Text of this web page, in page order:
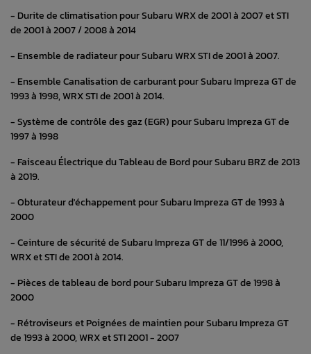
- Durite de climatisation pour Subaru WRX de 2001 à 2007 et STI
de 2001 à 2007 / 2008 à 2014
- Ensemble de radiateur pour Subaru WRX STI de 2001 à 2007.
- Ensemble Canalisation de carburant pour Subaru Impreza GT de
1993 à 1998, WRX STI de 2001 à 2014.
- Système de contrôle des gaz (EGR) pour Subaru Impreza GT de
1997 à 1998
- Faisceau Électrique du Tableau de Bord pour Subaru BRZ de 2013
à 2019.
- Obturateur d'échappement pour Subaru Impreza GT de 1993 à
2000
- Ceinture de sécurité de Subaru Impreza GT de 11/1996 à 2000,
WRX et STI de 2001 à 2014.
- Pièces de tableau de bord pour Subaru Impreza GT de 1998 à
2000
- Rétroviseurs et Poignées de maintien pour Subaru Impreza GT
de 1993 à 2000, WRX et STI 2001 - 2007